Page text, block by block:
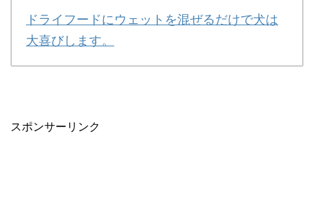
ドライフードにウェットを混ぜるだけで犬は
大喜びします。
スポンサーリンク